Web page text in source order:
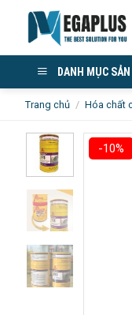
content
DANH MỤC
Trang chủ / Hóa chất
-10%